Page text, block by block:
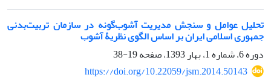
تحلیل عوامل و سنجش مدیریت آشوب‌گونه در سازمان تربیت‌بدنی
جمهوری اسلامی ایران بر اساس الگوی نظریۀ آشوب
دوره 6، شماره 1، بهار 1393، صفحه
19-38
https://doi.org/10.22059/jsm.2014.50143